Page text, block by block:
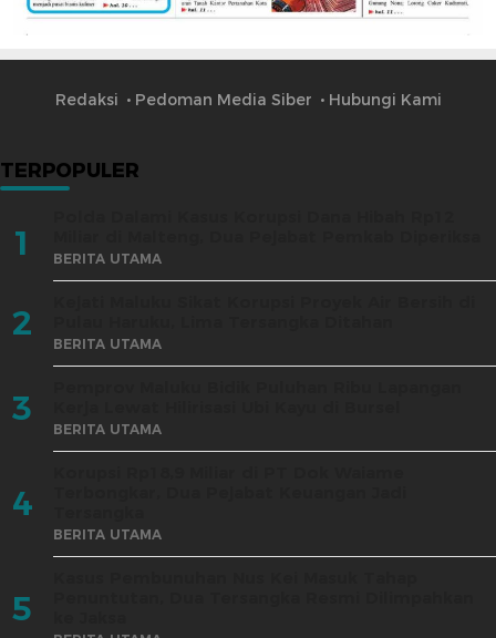
Redaksi Pedoman Media Siber Hubungi Kami
TERPOPULER
1 BERITA UTAMA
2 BERITA UTAMA
3 BERITA UTAMA
4
BERITA UTAMA
5